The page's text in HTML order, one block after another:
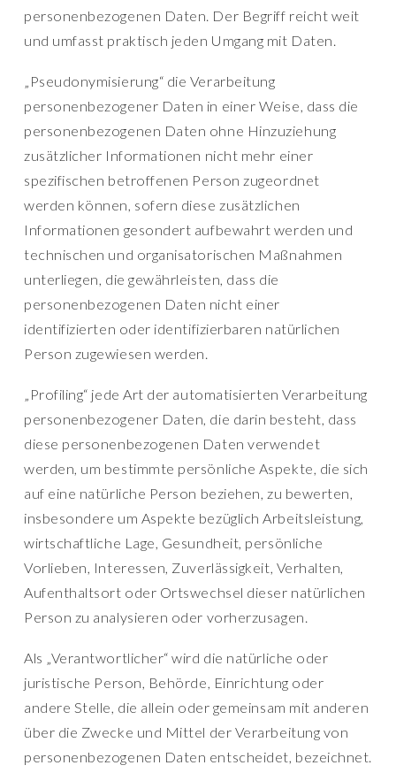
personenbezogenen Daten. Der Begriff reicht weit
und umfasst praktisch jeden Umgang mit Daten.
„Pseudonymisierung“ die Verarbeitung
personenbezogener Daten in einer Weise, dass die
personenbezogenen Daten ohne Hinzuziehung
zusätzlicher Informationen nicht mehr einer
spezifischen betroffenen Person zugeordnet
werden können, sofern diese zusätzlichen
Informationen gesondert aufbewahrt werden und
technischen und organisatorischen Maßnahmen
unterliegen, die gewährleisten, dass die
personenbezogenen Daten nicht einer
identifizierten oder identifizierbaren natürlichen
Person zugewiesen werden.
„Profiling“ jede Art der automatisierten Verarbeitung
personenbezogener Daten, die darin besteht, dass
diese personenbezogenen Daten verwendet
werden, um bestimmte persönliche Aspekte, die sich
auf eine natürliche Person beziehen, zu bewerten,
insbesondere um Aspekte bezüglich Arbeitsleistung,
wirtschaftliche Lage, Gesundheit, persönliche
Vorlieben, Interessen, Zuverlässigkeit, Verhalten,
Aufenthaltsort oder Ortswechsel dieser natürlichen
Person zu analysieren oder vorherzusagen.
Als „Verantwortlicher“ wird die natürliche oder
juristische Person, Behörde, Einrichtung oder
andere Stelle, die allein oder gemeinsam mit anderen
über die Zwecke und Mittel der Verarbeitung von
personenbezogenen Daten entscheidet, bezeichnet.